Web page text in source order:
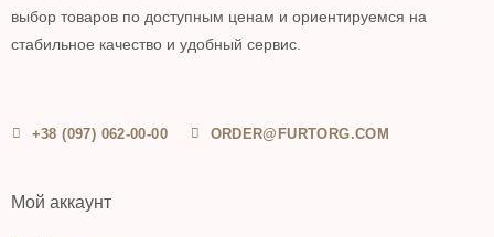
выбор товаров по доступным ценам и ориентируемся на
стабильное качество и удобный сервис.
+38 (097) 062-00-00 ORDER@FURTORG.COM
Мой аккаунт